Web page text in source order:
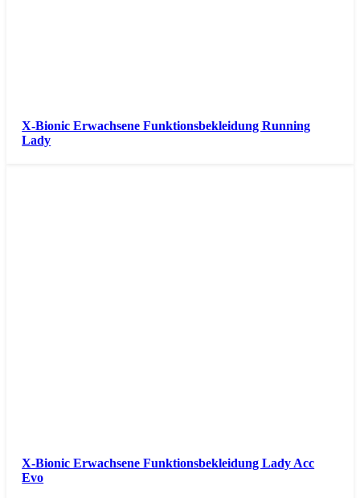
X-Bionic Erwachsene Funktionsbekleidung Running
Lady
X-Bionic Erwachsene Funktionsbekleidung Lady Acc
Evo